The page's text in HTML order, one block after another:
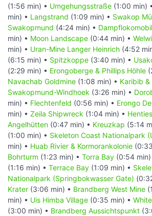
(1:56 min) • Umgehungsstraße (1:00 min) •
min) • Langstrand (1:09 min) • Swakop
Swakopmund (4:24 min) •
min) • Moon Landscape (0:44 min) •
min) • Uran-Mine Langer Heinrich (4:52
(6:15 min) • Spitzkoppe (3:40 min) •
(2:29 min) • Erongoberge & Phillips Höhle
Navachab Goldmine (1:08 min) • Karibib
Swakopmund-Windhoek (3:26 min) •
min) • Flechtenfeld (0:56 min) • Erongo
min) • Zeila Shipwreck (1:04 min) •
Angelhütten (0:47 min) • Kreuzkap (5:14
(1:00 min) • Skeleton Coast Nationalpark
min) • Huab Rivier & Kormorankolonie
Bohrturm (1:23 min) • Torra Bay (0:54 min)
(1:16 min) • Terrace Bay (1:09 min) •
Nationalpark (Springbokwasser Gate)
Krater (3:06 min) • Brandberg West Mine
min) • Uis Himba Village (0:35 min) •
(3:00 min) • Brandberg Aussichtspunkt